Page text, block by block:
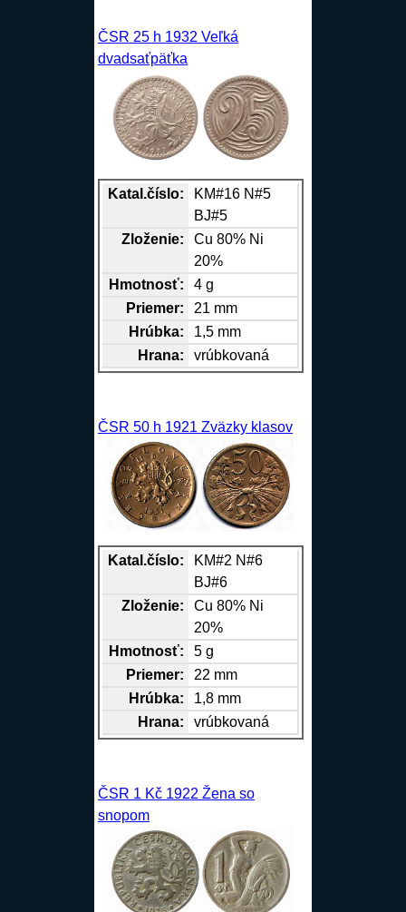
ČSR 25 h 1932 Veľká
dvadsaťpäťka
Katal.číslo:
KM#16 N#5
BJ#5
Zloženie:
Cu 80% Ni
20%
Hmotnosť:
4 g
Priemer:
21 mm
Hrúbka:
1,5 mm
Hrana: vrúbkovaná
ČSR 50 h 1921 Zväzky klasov
Katal.číslo:
KM#2 N#6
BJ#6
Zloženie:
Cu 80% Ni
20%
Hmotnosť:
5 g
Priemer:
22 mm
Hrúbka:
1,8 mm
Hrana: vrúbkovaná
ČSR 1 Kč 1922 Žena so
snopom